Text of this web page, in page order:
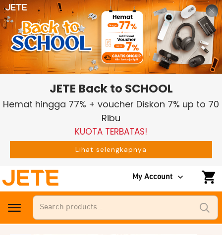
My Account
Search
JETE Back to SCHOOL
Hemat hingga 77% + voucher Diskon 7% up to 70
Ribu
KUOTA TERBATAS!
Lihat selengkapnya